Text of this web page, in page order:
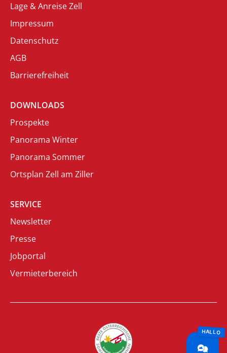
Lage & Anreise Zell
Impressum
Datenschutz
AGB
Barrierefreiheit
DOWNLOADS
Prospekte
Panorama Winter
Panorama Sommer
Ortsplan Zell am Ziller
SERVICE
Newsletter
Presse
Jobportal
Vermieterbereich